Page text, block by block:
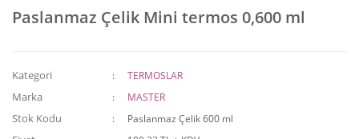
Paslanmaz Çelik Mini termos 0,600 ml
Kategori TERMOSLAR
Marka MASTER
Stok Kodu Paslanmaz Çelik 600 ml